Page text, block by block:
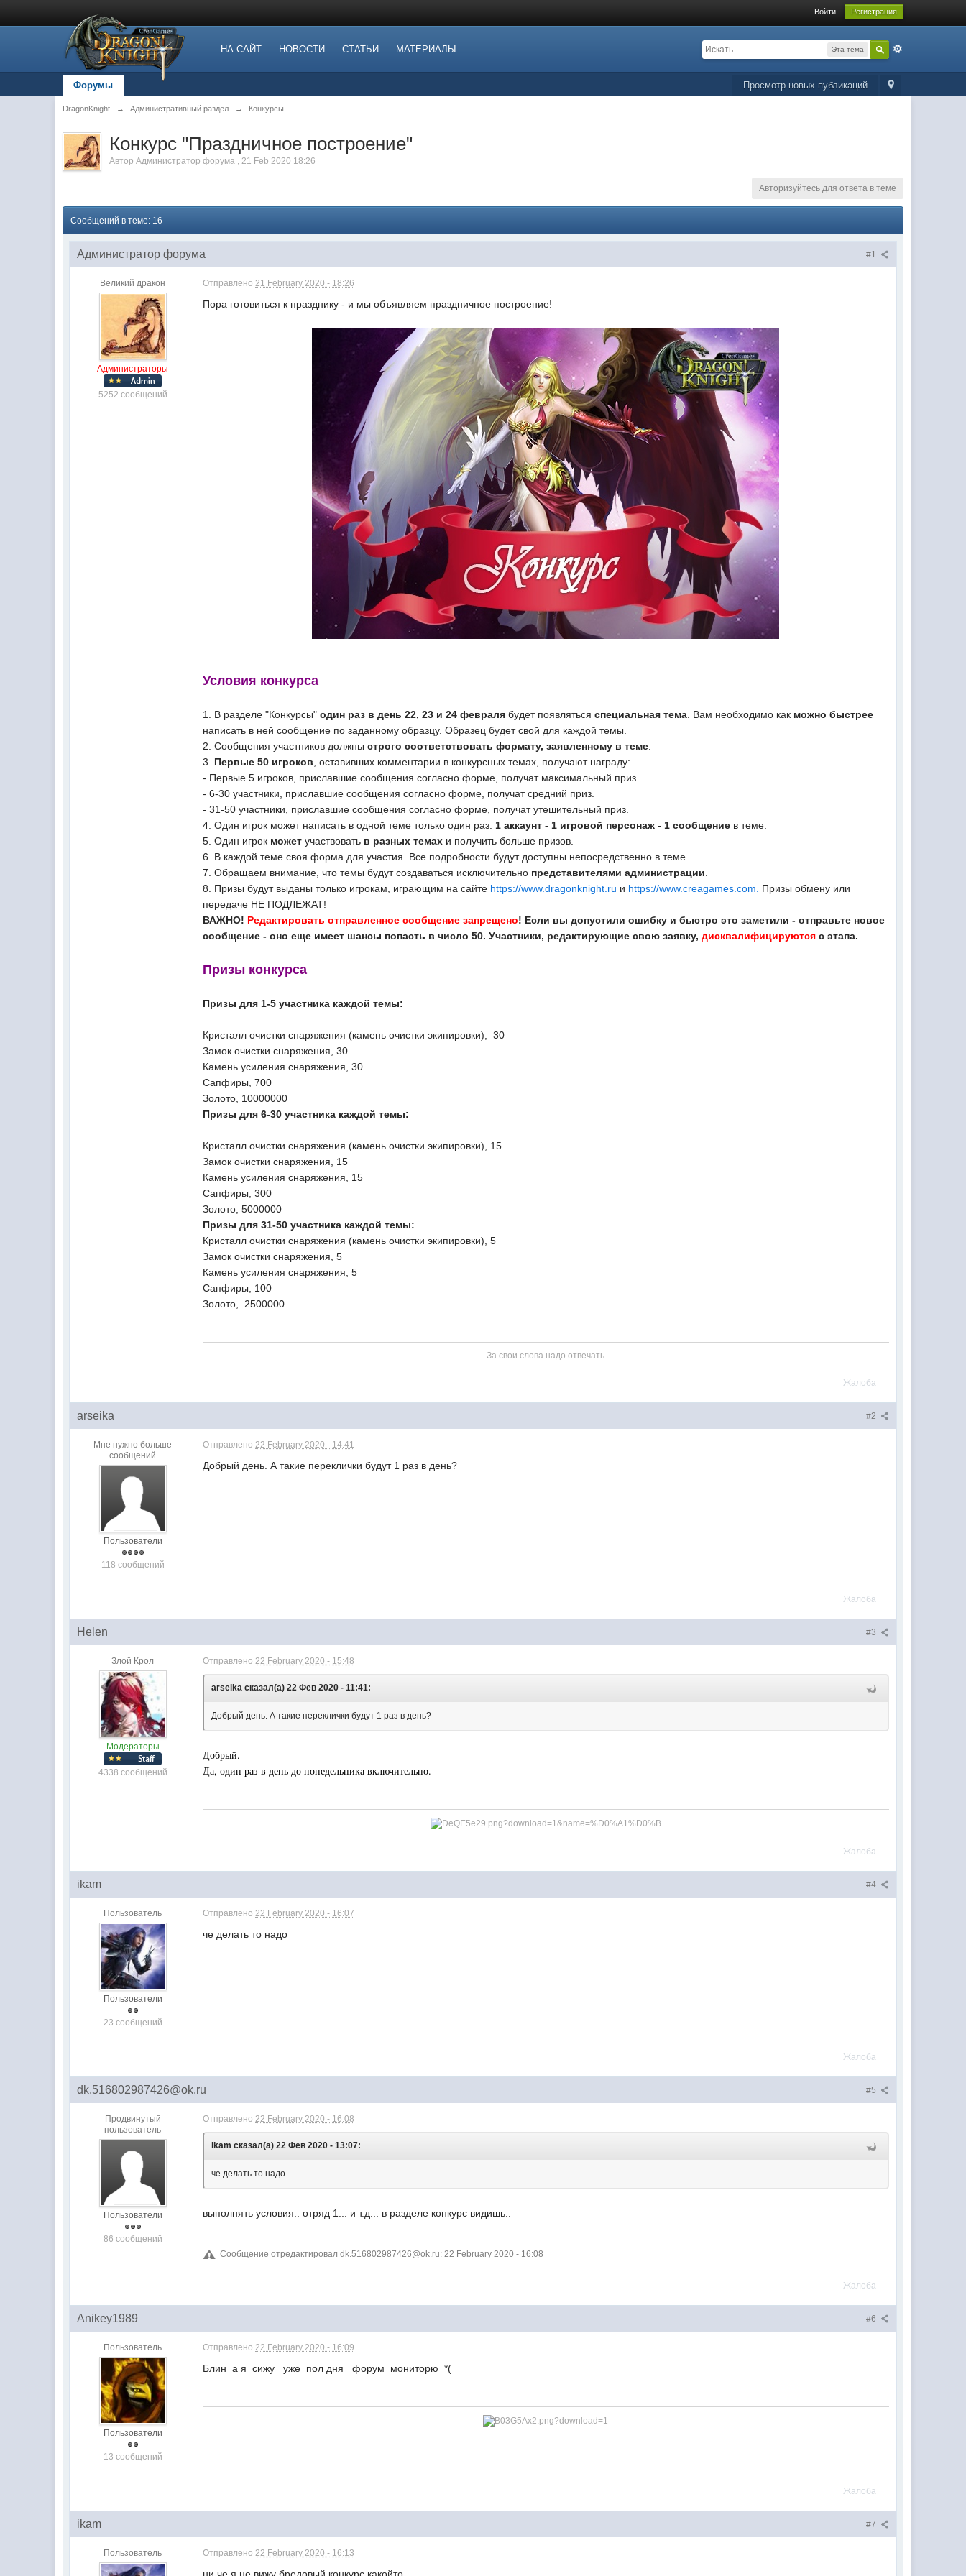
Войти Регистрация
НА САЙТ НОВОСТИ СТАТЬИ МАТЕРИАЛЫ Эта тема
Просмотр новых публикаций
Форумы
DragonKnight → Административный раздел → Конкурсы
Конкурс "Праздничное построение"
АвторАдминистратор форума ,21 Feb 2020 18:26
Авторизуйтесь для ответа в теме
Сообщений в теме: 16
#1
Администратор форума
Великий дракон
Администраторы
5252 сообщений
Отправлено21 February 2020 - 18:26
Пора готовиться к празднику - и мы объявляем праздничное построение!
Условия конкурса
1. В разделе "Конкурсы"один раз в день 22, 23 и 24 февраля будет появляться специальная тема . Вам необходимо как можно быстрее
написать в ней сообщение по заданному образцу. Образец будет свой для каждой темы.
2. Сообщения участников должныстрого соответствовать формату, заявленному в теме
3. Первые 50 игроков , оставивших комментарии в конкурсных темах, получают награду:
- Первые 5 игроков, приславшие сообщения согласно форме, получат максимальный приз.
- 6-30 участники, приславшие сообщения согласно форме, получат средний приз.
- 31-50 участники, приславшие сообщения согласно форме, получат утешительный приз.
4. Один игрок может написать в одной теме только один раз. 1 аккаунт - 1 игровой персонаж - 1 сообщение в теме.
5. Один игрок можетучаствовать в разных темах и получить больше призов.
6. В каждой теме своя форма для участия. Все подробности будут доступны непосредственно в теме.
7. Обращаем внимание, что темы будут создаваться исключительно представителями администрации
8. Призы будут выданы только игрокам, играющим на сайте https://www.dragonknight.ru и https://www.creagames.com.
Призы обмену или
передаче НЕ ПОДЛЕЖАТ!
ВАЖНО! Редактировать отправленное сообщение запрещено! Если вы допустили ошибку и быстро это заметили - отправьте новое
сообщение - оно еще имеет шансы попасть в число 50. Участники, редактирующие свою заявку,дисквалифицируютсяс этапа.
Призы конкурса
Призы для 1-5 участника каждой темы:
Кристалл очистки снаряжения (камень очистки экипировки), 30
Замок очистки снаряжения, 30
Камень усиления снаряжения, 30
Сапфиры, 700
Золото, 10000000
Призы для 6-30 участника каждой темы:
Кристалл очистки снаряжения (камень очистки экипировки), 15
Замок очистки снаряжения, 15
Камень усиления снаряжения, 15
Сапфиры, 300
Золото, 5000000
Призы для 31-50 участника каждой темы:
Кристалл очистки снаряжения (камень очистки экипировки), 5
Замок очистки снаряжения, 5
Камень усиления снаряжения, 5
Сапфиры, 100
Золото, 2500000
За свои слова надо отвечать
Жалоба
#2
arseika
Мне нужно больше
сообщений
Пользователи
118 сообщений
Отправлено22 February 2020 - 14:41
Добрый день. А такие переклички будут 1 раз в день?
Жалоба
#3
Нelen
Злой Крол
Модераторы
4338 сообщений
Отправлено22 February 2020 - 15:48
arseika сказал(а) 22 Фев 2020 - 11:41:
Добрый день. А такие переклички будут 1 раз в день?
Добрый.
Да, один раз в день до понедельника включительно.
Жалоба
#4
ikam
Пользователь
Пользователи
23 сообщений
Отправлено22 February 2020 - 16:07
че делать то надо
Жалоба
#5
dk.516802987426@ok.ru
Продвинутый
пользователь
Пользователи
86 сообщений
Отправлено22 February 2020 - 16:08
ikam сказал(а) 22 Фев 2020 - 13:07:
че делать то надо
выполнять условия.. отряд 1... и т.д... в разделе конкурс видишь..
Сообщение отредактировал dk.516802987426@ok.ru: 22 February 2020 - 16:08
Жалоба
#6
Anikey1989
Пользователь
Пользователи
13 сообщений
Отправлено22 February 2020 - 16:09
Блин а я сижу уже пол дня форум мониторю *(
Жалоба
#7
ikam
Пользователь Отправлено22 February 2020 - 16:13